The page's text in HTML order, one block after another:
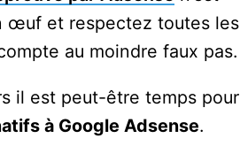
œuf et respectez toutes les
au moindre faux pas.
il est peut-être temps pour
à Google Adsense.